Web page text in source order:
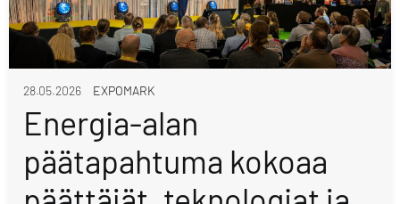
28.05.2026 EXPOMARK
Energia-alan
päätapahtuma kokoaa